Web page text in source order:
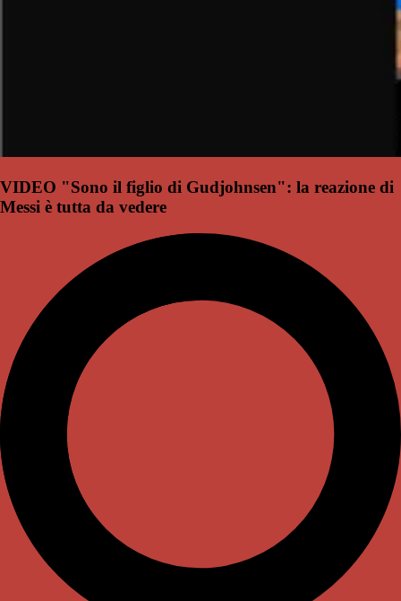
VIDEO "Sono il figlio di Gudjohnsen": la reazione di
Messi è tutta da vedere